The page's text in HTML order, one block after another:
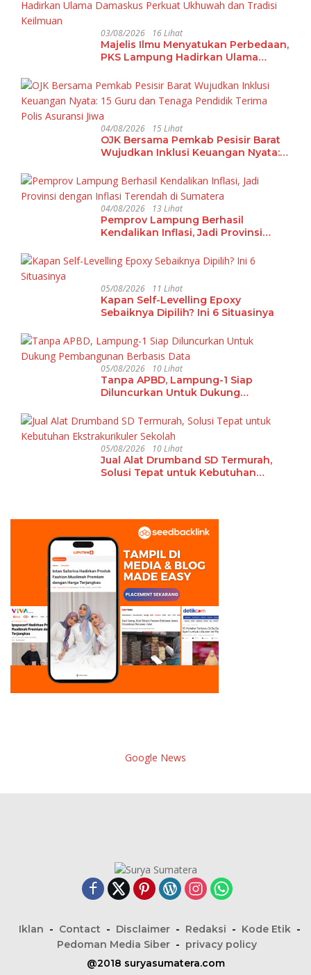
03/08/2026 16 Lihat
Majelis Ilmu Menyatukan Perbedaan,
PKS Lampung Hadirkan Ulama
Tradisi Keilmuan
04/08/2026 15 Lihat
OJK Bersama Pemkab Pesisir Barat
Wujudkan Inklusi Keuangan Nyata:
Polis Asuransi Jiwa
04/08/2026 13 Lihat
Pemprov Lampung Berhasil
Kendalikan Inflasi, Jadi Provinsi
Sumatera
05/08/2026 11 Lihat
Kapan Self-Levelling Epoxy
Sebaiknya Dipilih? Ini 6 Situasinya
05/08/2026 10 Lihat
Tanpa APBD, Lampung-1 Siap
Diluncurkan Untuk Dukung
05/08/2026 10 Lihat
Jual Alat Drumband SD Termurah,
Solusi Tepat untuk Kebutuhan
Google News
Iklan Contact Disclaimer Redaksi
Kode Etik
Pedoman Media Siber
privacy policy
@2018 suryasumatera.com